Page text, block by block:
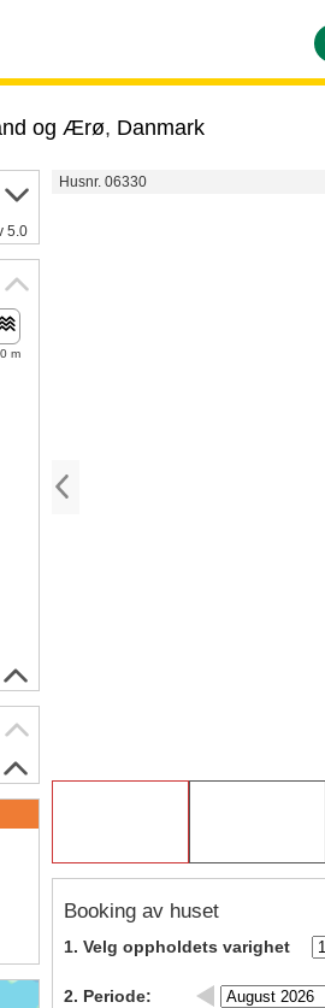
og Ærø, Danmark
Husnr. 06330
Booking av huset
1. Velg oppholdets varighet
2. Periode:
5.0
m